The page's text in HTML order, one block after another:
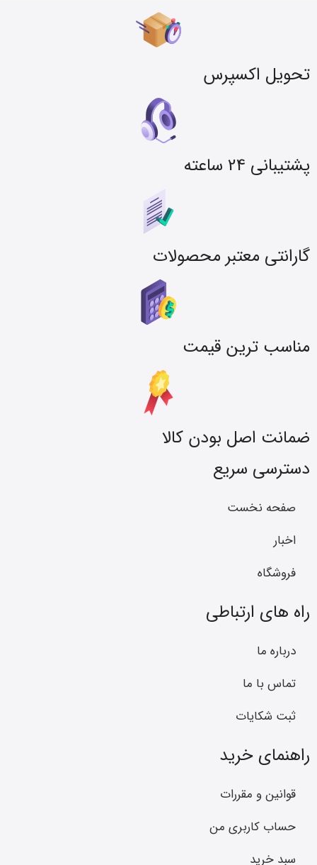
تحویل اکسپرس
پشتیبانی 24 ساعته
گارانتی معتبر محصولات
مناسب ترین قیمت
ضمانت اصل بودن کالا
دسترسی سریع
صفحه نخست
اخبار
فروشگاه
راه های ارتباطی
درباره ما
تماس با ما
ثبت شکایات
راهنمای خرید
قوانین و مقررات
حساب کاربری من
سبد خرید